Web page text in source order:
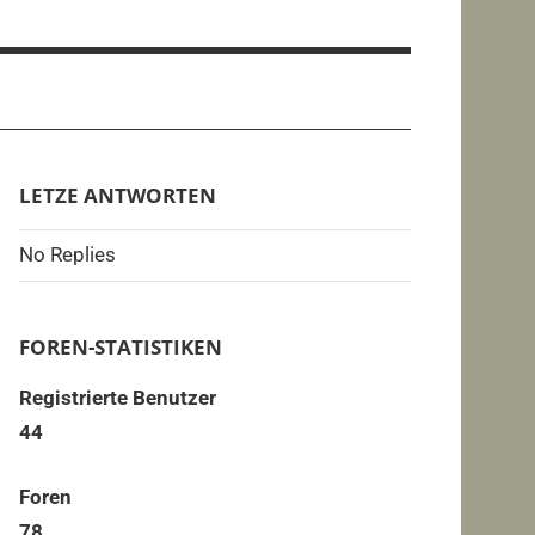
LETZE ANTWORTEN
No Replies
FOREN-STATISTIKEN
Registrierte Benutzer
44
Foren